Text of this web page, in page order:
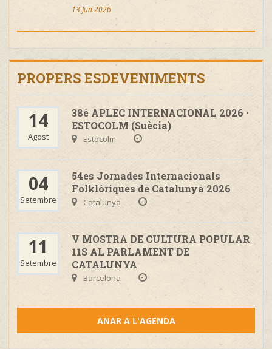
13 Jun 2026
PROPERS ESDEVENIMENTS
14
Agost
38è APLEC INTERNACIONAL 2026 ·
ESTOCOLM (Suècia)
Estocolm
04
Setembre
54es Jornades Internacionals
Folklòriques de Catalunya 2026
Catalunya
11
Setembre
V MOSTRA DE CULTURA POPULAR
11S AL PARLAMENT DE
CATALUNYA
Barcelona
ANAR A L'AGENDA